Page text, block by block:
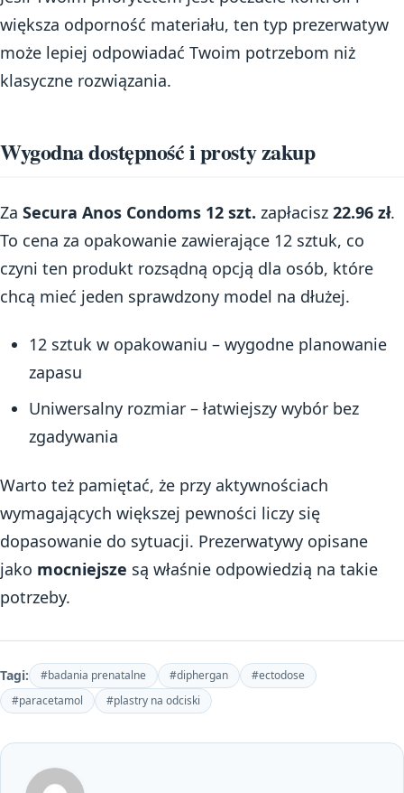
większa odporność materiału, ten typ prezerwatyw
może lepiej odpowiadać Twoim potrzebom niż
klasyczne rozwiązania.
Wygodna dostępność i prosty zakup
Za Secura Anos Condoms 12 szt. zapłacisz 22.96 zł.
To cena za opakowanie zawierające 12 sztuk, co
czyni ten produkt rozsądną opcją dla osób, które
chcą mieć jeden sprawdzony model na dłużej.
12 sztuk w opakowaniu – wygodne planowanie
zapasu
Uniwersalny rozmiar – łatwiejszy wybór bez
zgadywania
Warto też pamiętać, że przy aktywnościach
wymagających większej pewności liczy się
dopasowanie do sytuacji. Prezerwatywy opisane
jako mocniejsze są właśnie odpowiedzią na takie
potrzeby.
Tagi: #badania prenatalne #diphergan
#ectodose
#paracetamol
#plastry na odciski